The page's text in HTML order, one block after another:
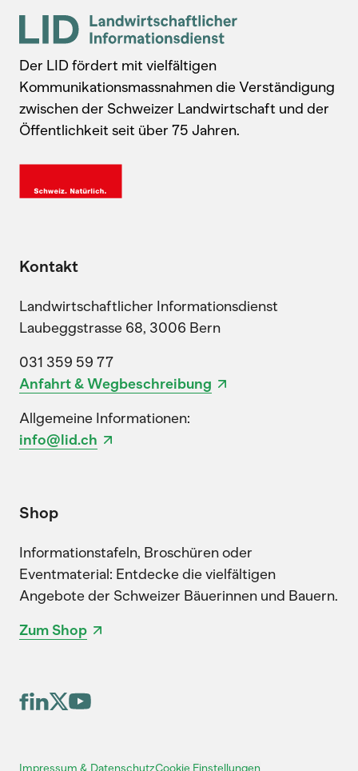
Der LID fördert mit vielfältigen
Kommunikationsmassnahmen die Verständigung
zwischen der Schweizer Landwirtschaft und der
Öffentlichkeit seit über 75 Jahren.
Kontakt
Landwirtschaftlicher Informationsdienst
Laubeggstrasse 68, 3006 Bern
031 359 59 77
Anfahrt & Wegbeschreibung
Allgemeine Informationen:
info@lid.ch
Shop
Informationstafeln, Broschüren oder
Eventmaterial: Entdecke die vielfältigen
Angebote der Schweizer Bäuerinnen und Bauern.
Zum Shop
Cookie Einstellungen